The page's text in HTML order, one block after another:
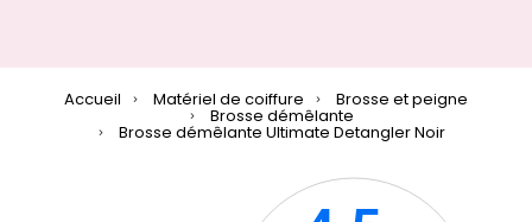
Accueil Matériel de coiffure Brosse et peigne
Brosse démêlante
Brosse démêlante Ultimate Detangler Noir